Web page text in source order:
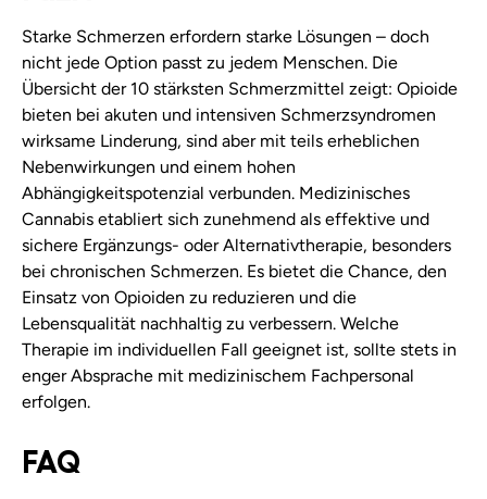
Starke Schmerzen erfordern starke Lösungen – doch
nicht jede Option passt zu jedem Menschen. Die
Übersicht der 10 stärksten Schmerzmittel zeigt: Opioide
bieten bei akuten und intensiven Schmerzsyndromen
wirksame Linderung, sind aber mit teils erheblichen
Nebenwirkungen und einem hohen
Abhängigkeitspotenzial verbunden. Medizinisches
Cannabis etabliert sich zunehmend als effektive und
sichere Ergänzungs- oder Alternativtherapie, besonders
bei chronischen Schmerzen. Es bietet die Chance, den
Einsatz von Opioiden zu reduzieren und die
Lebensqualität nachhaltig zu verbessern. Welche
Therapie im individuellen Fall geeignet ist, sollte stets in
enger Absprache mit medizinischem Fachpersonal
erfolgen.
FAQ